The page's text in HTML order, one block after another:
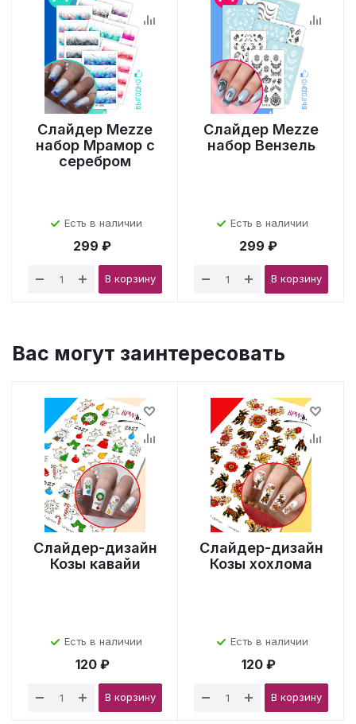
Слайдер Mezze
набор Мрамор с
серебром
Есть в наличии
299 ₽
В корзину
Слайдер Mezze
набор Вензель
Есть в наличии
299 ₽
В корзину
Вас могут заинтересовать
Слайдер-дизайн
Козы кавайи
Есть в наличии
120 ₽
В корзину
Слайдер-дизайн
Козы хохлома
Есть в наличии
120 ₽
В корзину